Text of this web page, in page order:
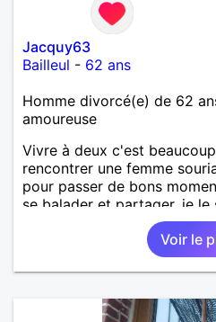
Jacquy63
Bailleul - 62 ans
Homme divorcé(e) de 62
amoureuse
Vivre à deux c'est
rencontrer une femme
pour passer de bons
se balader et partager, je le
complicité. J'aime
randonnée pour se
et finalement prendre du
de tout dire en quelques
d'informations. A bientôt
Voir le